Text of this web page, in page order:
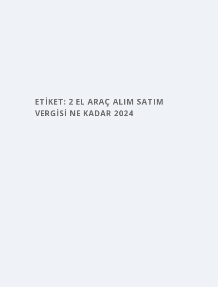
ETIKET: 2 EL ARAÇ ALIM SATIM
VERGISI NE KADAR 2024